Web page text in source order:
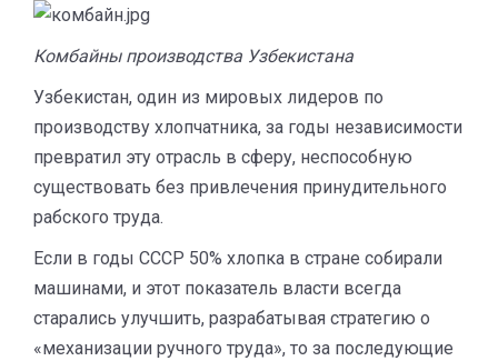
Комбайны производства Узбекистана
Узбекистан, один из мировых лидеров по
производству хлопчатника, за годы независимости
превратил эту отрасль в сферу, неспособную
существовать без привлечения принудительного
рабского труда.
Если в годы СССР 50% хлопка в стране собирали
машинами, и этот показатель власти всегда
старались улучшить, разрабатывая стратегию о
«механизации ручного труда», то за последующие